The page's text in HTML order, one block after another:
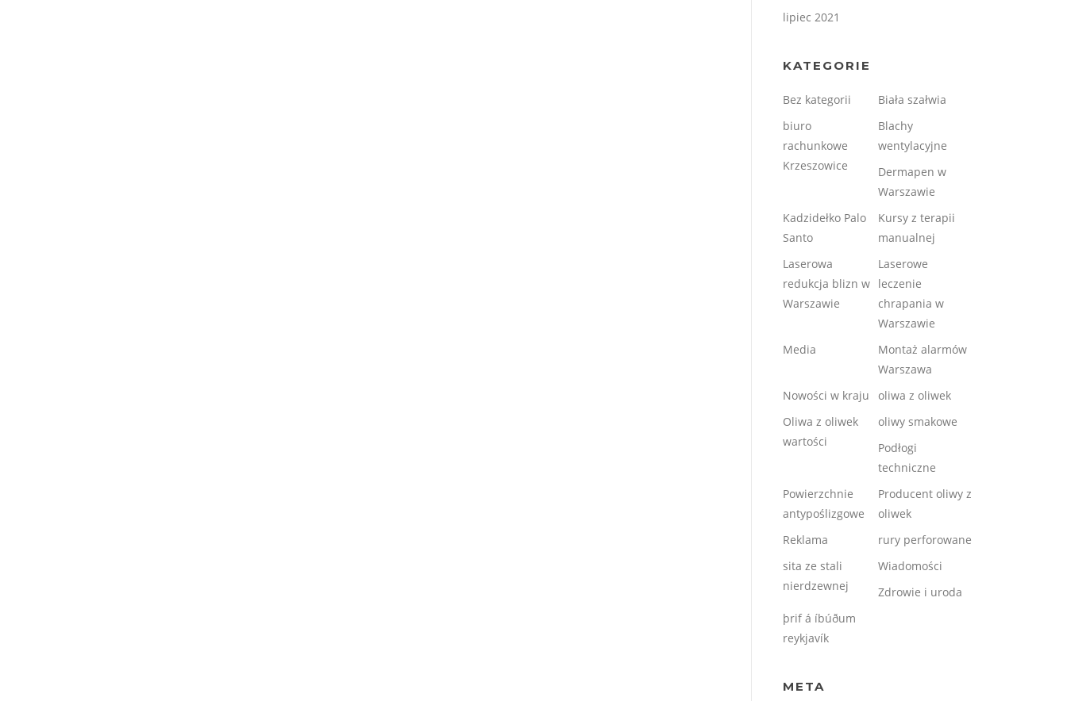
lipiec 2021
KATEGORIE
Bez kategorii
Biała szałwia
biuro
rachunkowe
Krzeszowice
Blachy
wentylacyjne
Dermapen w
Warszawie
Kadzidełko Palo
Santo
Kursy z terapii
manualnej
Laserowa
redukcja blizn w
Warszawie
Laserowe
leczenie
chrapania w
Warszawie
Media
Montaż alarmów
Warszawa
Nowości w kraju
oliwa z oliwek
Oliwa z oliwek
wartości
oliwy smakowe
Podłogi
techniczne
Powierzchnie
antypoślizgowe
Producent oliwy z
oliwek
Reklama
rury perforowane
sita ze stali
nierdzewnej
Wiadomości
Zdrowie i uroda
þrif á íbúðum
reykjavík
META